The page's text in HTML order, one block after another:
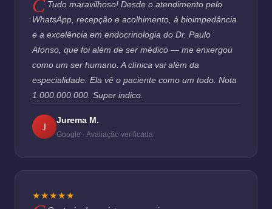
Tudo maravilhoso! Desde o atendimento pelo
WhatsApp, recepção e acolhimento, à bioimpedância
e a excelência em endocrinologia do Dr. Paulo
Afonso, que foi além de ser médico — me enxergou
como um ser humano. A clínica vai além da
especialidade. Ela vê o paciente como um todo. Nota
1.000.000.000. Super indico.
J
Jurema M.
Google · Avaliação verificada
★★★★★